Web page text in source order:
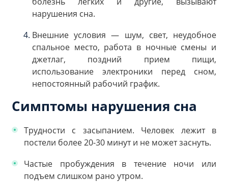
нарушения сна.
Внешние условия — шум, свет, неудобное
спальное место, работа в ночные смены и
джетлаг, поздний прием пищи,
использование электроники перед сном,
непостоянный рабочий график.
Симптомы нарушения сна
Трудности с засыпанием. Человек лежит в
постели более 20-30 минут и не может заснуть.
Частые пробуждения в течение ночи или
подъем слишком рано утром.